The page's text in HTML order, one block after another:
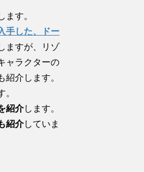
す。
手した、ドー
ますが、リゾ
ャラクターの
介します。
。
紹介します。
紹介していま